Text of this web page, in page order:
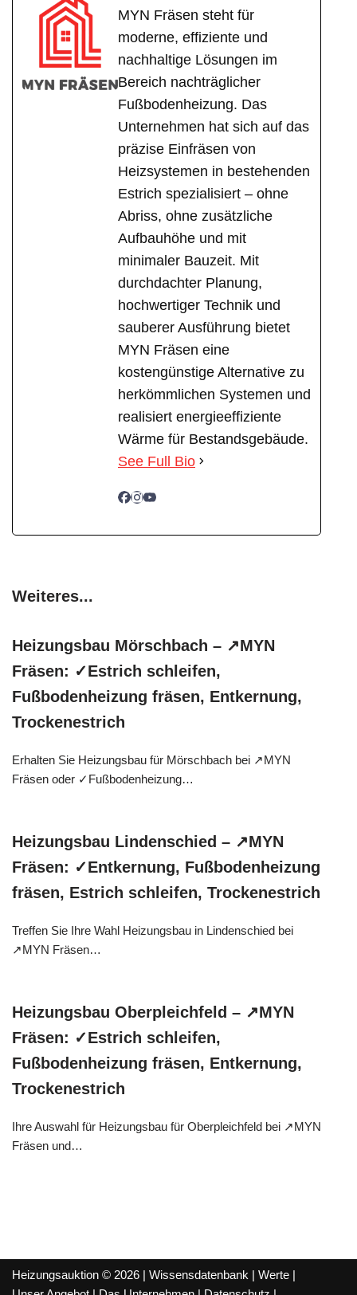
MYN Fräsen steht für
moderne, effiziente und
nachhaltige Lösungen im
Bereich nachträglicher
Fußbodenheizung. Das
Unternehmen hat sich auf das
präzise Einfräsen von
Heizsystemen in bestehenden
Estrich spezialisiert – ohne
Abriss, ohne zusätzliche
Aufbauhöhe und mit
minimaler Bauzeit. Mit
durchdachter Planung,
hochwertiger Technik und
sauberer Ausführung bietet
MYN Fräsen eine
kostengünstige Alternative zu
herkömmlichen Systemen und
realisiert energieeffiziente
Wärme für Bestandsgebäude.
See Full Bio
Weiteres...
Heizungsbau Mörschbach – ↗️MYN
Fräsen: ✓Estrich schleifen,
Fußbodenheizung fräsen, Entkernung,
Trockenestrich
Erhalten Sie Heizungsbau für Mörschbach bei ↗️MYN
Fräsen oder ✓Fußbodenheizung…
Heizungsbau Lindenschied – ↗️MYN
Fräsen: ✓Entkernung, Fußbodenheizung
fräsen, Estrich schleifen, Trockenestrich
Treffen Sie Ihre Wahl Heizungsbau in Lindenschied bei
↗️MYN Fräsen…
Heizungsbau Oberpleichfeld – ↗️MYN
Fräsen: ✓Estrich schleifen,
Fußbodenheizung fräsen, Entkernung,
Trockenestrich
Ihre Auswahl für Heizungsbau für Oberpleichfeld bei ↗️MYN
Fräsen und…
Heizungsauktion © 2026 | Wissensdatenbank | Werte |